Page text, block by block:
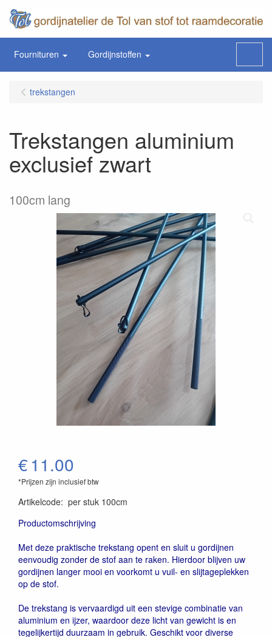
Fournituren Gordijnstoffen
trekstangen
Trekstangen aluminium
exclusief zwart
100cm lang
€11.00
*Prijzen zijn inclusief btw
Artikelcode: per stuk 100cm
Productomschrijving
Met deze praktische trekstang opent en sluit u gordijnen
eenvoudig zonder de stof aan te raken. Hierdoor blijven uw
gordijnen langer mooi en voorkomt u vuil- en slijtageplekken
op de stof.
De trekstang is vervaardigd uit een stevige combinatie van
aluminium en ijzer, waardoor deze licht van gewicht is en
tegelijkertijd duurzaam in gebruik. Geschikt voor diverse